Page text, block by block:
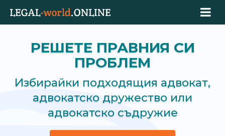
РЕШЕТЕ ПРАВНИЯ СИ
ПРОБЛЕМ
Избирайки подходящия адвокат,
адвокатско дружество или
адвокатско съдружие